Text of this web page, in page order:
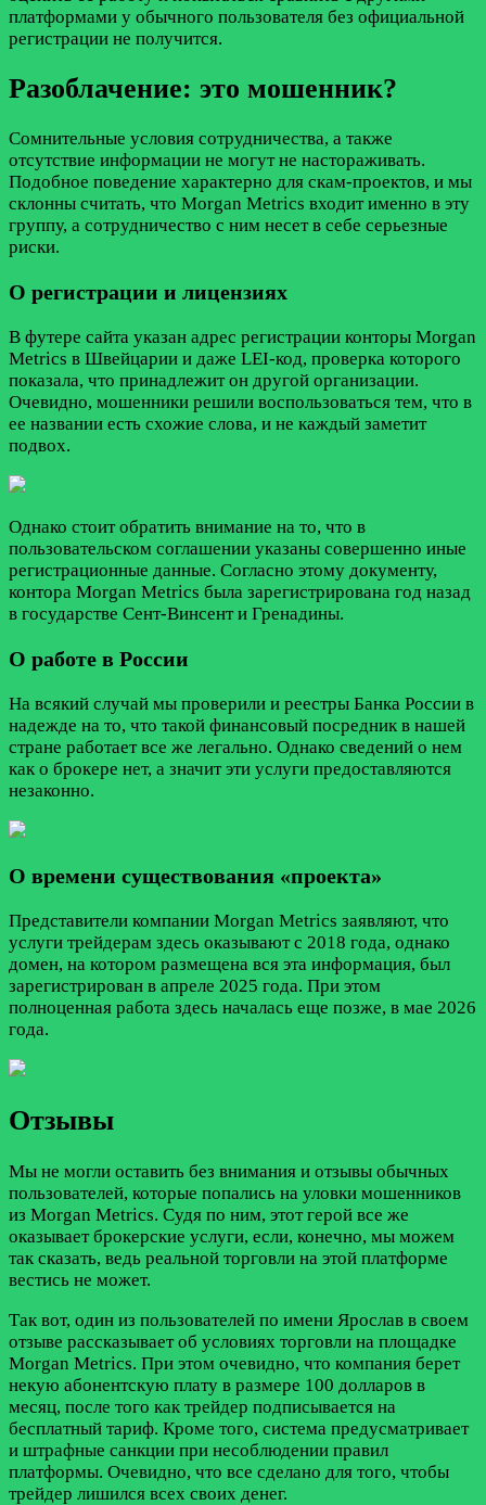
платформами у обычного пользователя без официальной
регистрации не получится.
Разоблачение: это мошенник?
Сомнительные условия сотрудничества, а также
отсутствие информации не могут не настораживать.
Подобное поведение характерно для скам-проектов, и мы
склонны считать, что Morgan Metrics входит именно в эту
группу, а сотрудничество с ним несет в себе серьезные
риски.
О регистрации и лицензиях
В футере сайта указан адрес регистрации конторы Morgan
Metrics в Швейцарии и даже LEI-код, проверка которого
показала, что принадлежит он другой организации.
Очевидно, мошенники решили воспользоваться тем, что в
ее названии есть схожие слова, и не каждый заметит
подвох.
Однако стоит обратить внимание на то, что в
пользовательском соглашении указаны совершенно иные
регистрационные данные. Согласно этому документу,
контора Morgan Metrics была зарегистрирована год назад
в государстве Сент-Винсент и Гренадины.
О работе в России
На всякий случай мы проверили и реестры Банка России в
надежде на то, что такой финансовый посредник в нашей
стране работает все же легально. Однако сведений о нем
как о брокере нет, а значит эти услуги предоставляются
незаконно.
О времени существования «проекта»
Представители компании Morgan Metrics заявляют, что
услуги трейдерам здесь оказывают с 2018 года, однако
домен, на котором размещена вся эта информация, был
зарегистрирован в апреле 2025 года. При этом
полноценная работа здесь началась еще позже, в мае 2026
года.
Отзывы
Мы не могли оставить без внимания и отзывы обычных
пользователей, которые попались на уловки мошенников
из Morgan Metrics. Судя по ним, этот герой все же
оказывает брокерские услуги, если, конечно, мы можем
так сказать, ведь реальной торговли на этой платформе
вестись не может.
Так вот, один из пользователей по имени Ярослав в своем
отзыве рассказывает об условиях торговли на площадке
Morgan Metrics. При этом очевидно, что компания берет
некую абонентскую плату в размере 100 долларов в
месяц, после того как трейдер подписывается на
бесплатный тариф. Кроме того, система предусматривает
и штрафные санкции при несоблюдении правил
платформы. Очевидно, что все сделано для того, чтобы
трейдер лишился всех своих денег.